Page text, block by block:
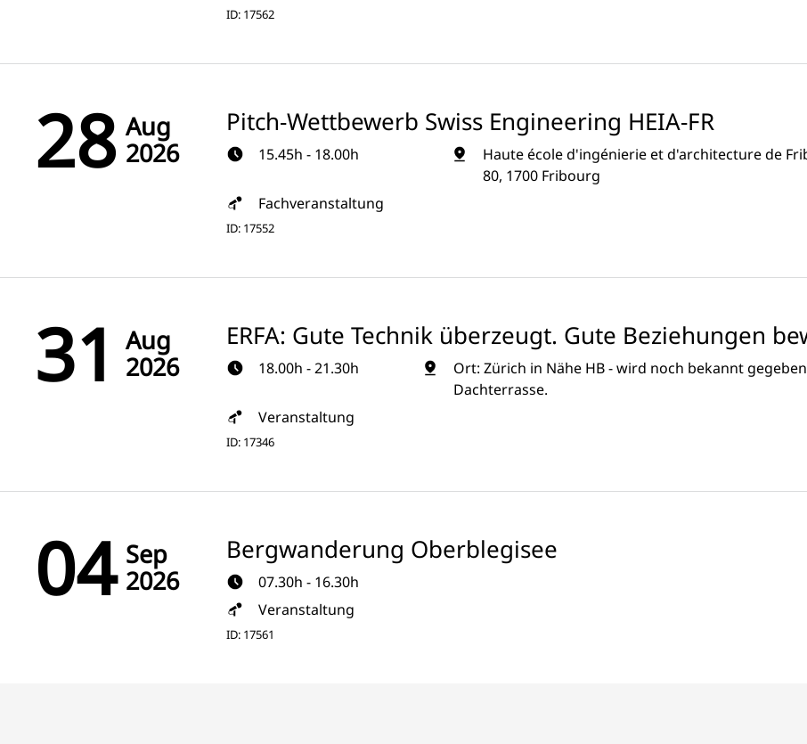
ID: 17562
28 Aug
2026
Pitch-Wettbewerb Swiss Engineering HEIA-FR
15.45h - 18.00h
Haute école d'ingénierie et d'architecture de
80, 1700 Fribourg
Fachveranstaltung
ID: 17552
31
Aug
2026
ERFA: Gute Technik überzeugt. Gute Beziehungen
18.00h - 21.30h
Ort: Zürich in Nähe HB - wird noch bekannt
Dachterrasse.
Veranstaltung
ID: 17346
04 Sep
2026
Bergwanderung Oberblegisee
07.30h - 16.30h
Veranstaltung
ID: 17561